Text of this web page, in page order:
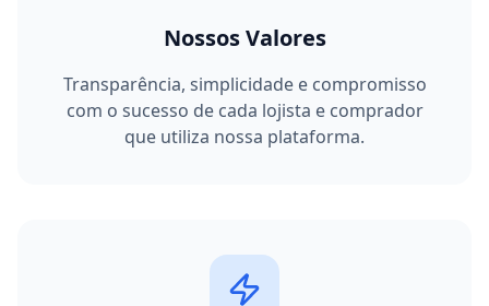
Nossos Valores
Transparência, simplicidade e compromisso
com o sucesso de cada lojista e comprador
que utiliza nossa plataforma.